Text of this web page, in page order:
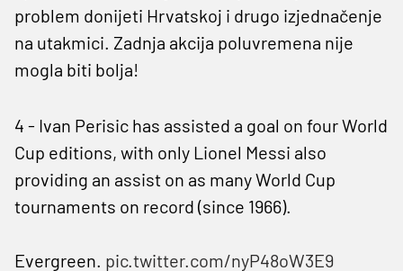
problem donijeti Hrvatskoj i drugo izjednačenje
na utakmici. Zadnja akcija poluvremena nije
mogla biti bolja!
4 - Ivan Perisic has assisted a goal on four World
Cup editions, with only Lionel Messi also
providing an assist on as many World Cup
tournaments on record (since 1966).
Evergreen. pic.twitter.com/nyP48oW3E9